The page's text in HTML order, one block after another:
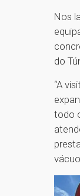
Nos
do
“A
todo